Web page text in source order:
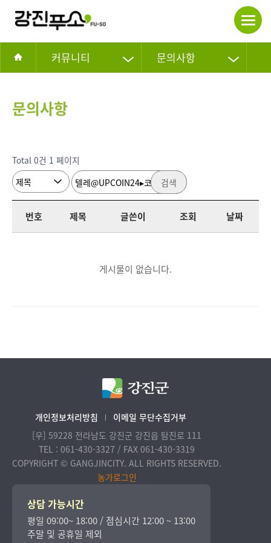
커뮤니티 문의사항
문의사항
Total 0건 1 페이지
검색
번호 제목 글쓴이 조회 날짜
게시물이 없습니다.
개인정보처리방침
이메일 무단수집거부
[우] 59228 전라남도 강진군 강진읍 탐진로 111
TEL : 061-430-3327 / FAX 061-430-3319
COPYRIGHT © GANGJINCITY. ALL RIGHTS RESERVED.
농가로그인
상담 가능시간
평일 09:00~ 18:00 / 점심시간 12:00 ~ 13:00
주말 및 공휴일 제외